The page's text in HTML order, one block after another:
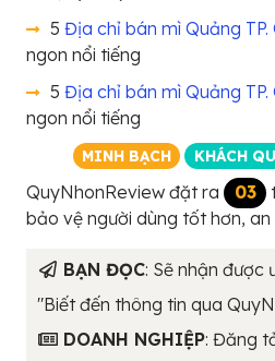
5 Địa chỉ bán mì Quảng TP.
ngon nổi tiếng
5 Địa chỉ bán mì Quảng TP.
ngon nổi tiếng
MINH BẠCH KHÁCH
QuyNhonReview đặt ra 03
bảo vệ người dùng tốt hơn,
BẠN ĐỌC: Sẽ nhận được
"Biết đến thông tin qua
DOANH NGHIỆP: Đăng